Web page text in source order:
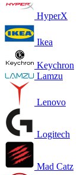
HyperX
Ikea
Keychron
Lamzu
Lenovo
Logitech
Mad Catz